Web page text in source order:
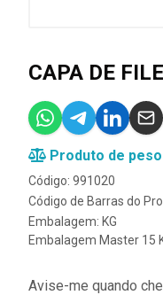
CAPA DE
Produto de
Código: 991020
Código de Barras do
Embalagem: KG
Embalagem Master 15
Avise-me quando